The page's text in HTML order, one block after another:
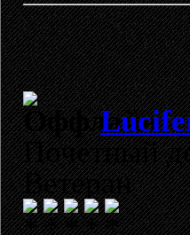
Почетный
Ветеран